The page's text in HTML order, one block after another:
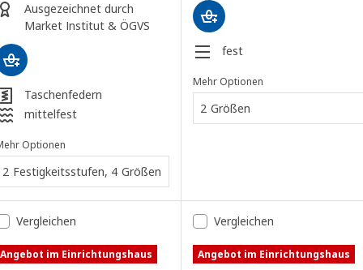
Ausgezeichnet durch
Market Institut & ÖGVS
Taschenfedern
mittelfest
Optionen
2 Festigkeitsstufen, 4 Größen
fest
Mehr Optionen
2 Größen
Vergleichen
Angebot im Einrichtungshaus
Vergleichen
Angebot im Einrichtungshaus